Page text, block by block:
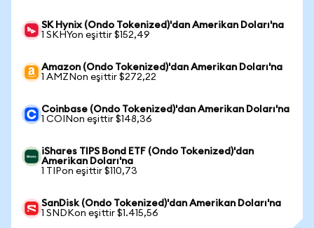
SK Hynix (Ondo Tokenized)'dan Amerikan Doları'na
1 SKHYon eşittir $152,49
Amazon (Ondo Tokenized)'dan Amerikan Doları'na
1 AMZNon eşittir $272,22
Coinbase (Ondo Tokenized)'dan Amerikan Doları'na
1 COINon eşittir $148,36
iShares TIPS Bond ETF (Ondo Tokenized)'dan
Amerikan Doları'na
1 TIPon eşittir $110,73
SanDisk (Ondo Tokenized)'dan Amerikan Doları'na
1 SNDKon eşittir $1.415,56